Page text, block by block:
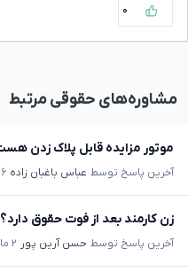
۰
مشاوره‌های حقوقی مرتبط
موتور مزایده قابل پلاک زدن
آخرین پاسخ توسط عباس باغبان زاده ۶ ماه پیش
زن کارمند بعد از فوت حقوق دارد؟
آخرین پاسخ توسط حسن آرین پور ۲ ماه پیش